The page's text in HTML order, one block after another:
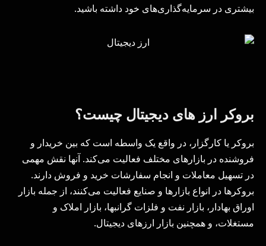
بیشتری در سرمایه‌گذاری‌های خود داشته باشید.
بروکر ارز های دیجیتال چیست؟
بروکر یا کارگزار، در واقع یک واسطه است که بین خریدار و
فروشنده در بازارهای مختلف فعالیت می‌کند. آنها نقش مهمی
در تسهیل معاملات و انجام سفارشات خرید و فروش دارند.
بروکرها در انواع بازارها و صنایع فعالیت می‌کنند، از جمله بازار
اوراق بهادار، بازار نفت و فلزات گرانبها، بازار املاک و
مستغلات، و همچنین بازار ارزهای دیجیتال.